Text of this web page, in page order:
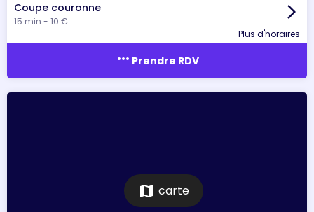
Coupe couronne
15 min - 10 €
arrow_forward_ios
Plus d'horaires
more_horiz Prendre RDV
map carte